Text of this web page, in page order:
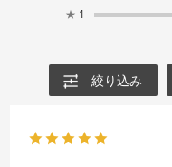
★ 1
絞り込み